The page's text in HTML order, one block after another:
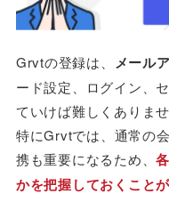
Grvtの登録は、 メール
ード設定、ログイン、
ていけば難しくありませ
特にGrvtでは、通常の
携も重要になるため、
かを把握しておくこと